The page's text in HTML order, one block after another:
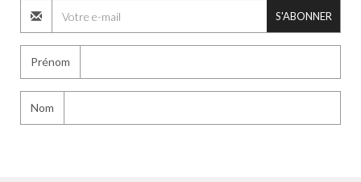
S'ABONNER
Prénom
Nom